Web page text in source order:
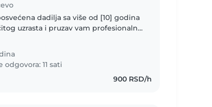
uzrasta i pruzav vam profesionalnu
11 sati
900 RSD/h